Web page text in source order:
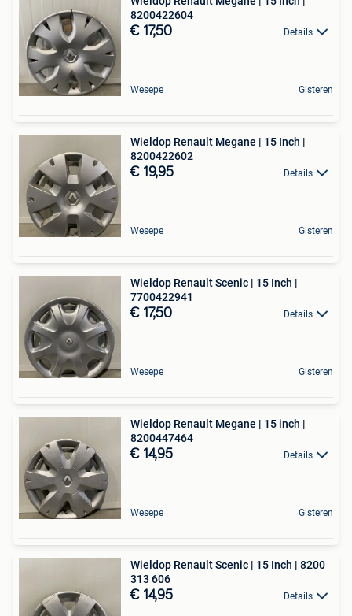
8200422604
€ 17,50 Details
Wesepe Gisteren
Wieldop Renault Megane | 15 Inch |
8200422602
€ 19,95 Details
Wesepe Gisteren
Wieldop Renault Scenic | 15 Inch |
7700422941
€ 17,50 Details
Wesepe Gisteren
Wieldop Renault Megane | 15 inch |
8200447464
€ 14,95 Details
Wesepe Gisteren
Wieldop Renault Scenic | 15 Inch | 8200
313 606
€ 14,95 Details